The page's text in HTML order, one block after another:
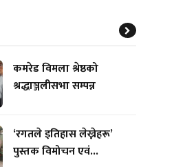
कमरेड विमला श्रेष्ठको
श्रद्धाञ्जलीसभा सम्पन्न
‘रगतले इतिहास लेख्नेहरू’
पुस्तक विमोचन एवं...